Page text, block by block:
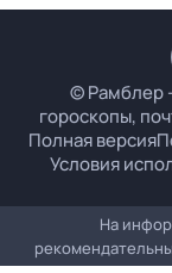
© Рамблер
гороскопы,
Полная версия
Условия
На